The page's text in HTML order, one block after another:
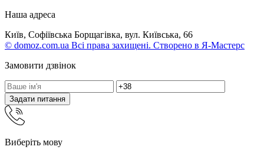
Наша адреса
Київ, Софіївська Борщагівка, вул. Київська, 66
© domoz.com.ua Всі права захищені. Створено в Я-Мастерс
Замовити дзвінок
Задати питання
Виберіть мову